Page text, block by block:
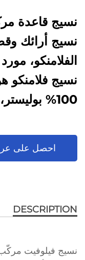
نسيج قاعدة
نسيج أرائك
الفلامنكو،
نسيج فلامنكو
100%
احصل على
DESCRIPTION
نسيج فيلوفيت